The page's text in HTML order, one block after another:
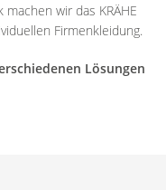
wir das KRÄHE
Firmenkleidung.
Lösungen